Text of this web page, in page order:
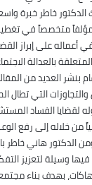
الدكتور خاطر خبرة
متخصصاً في
أعماله على إبراز
بالعدالة
بنشر العديد من
التي تطال
لقضايا الفساد
من خلاله إلى
الدكتور هاني خاطر
فيها وسيلة لتعزيز
بهدف بناء